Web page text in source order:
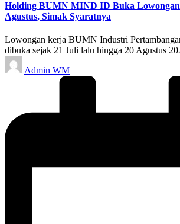
Holding BUMN MIND ID Buka
Agustus, Simak Syaratnya
Lowongan kerja BUMN Industri
dibuka sejak 21 Juli lalu hingga 20 Agustus
Posted
by
Admin WM